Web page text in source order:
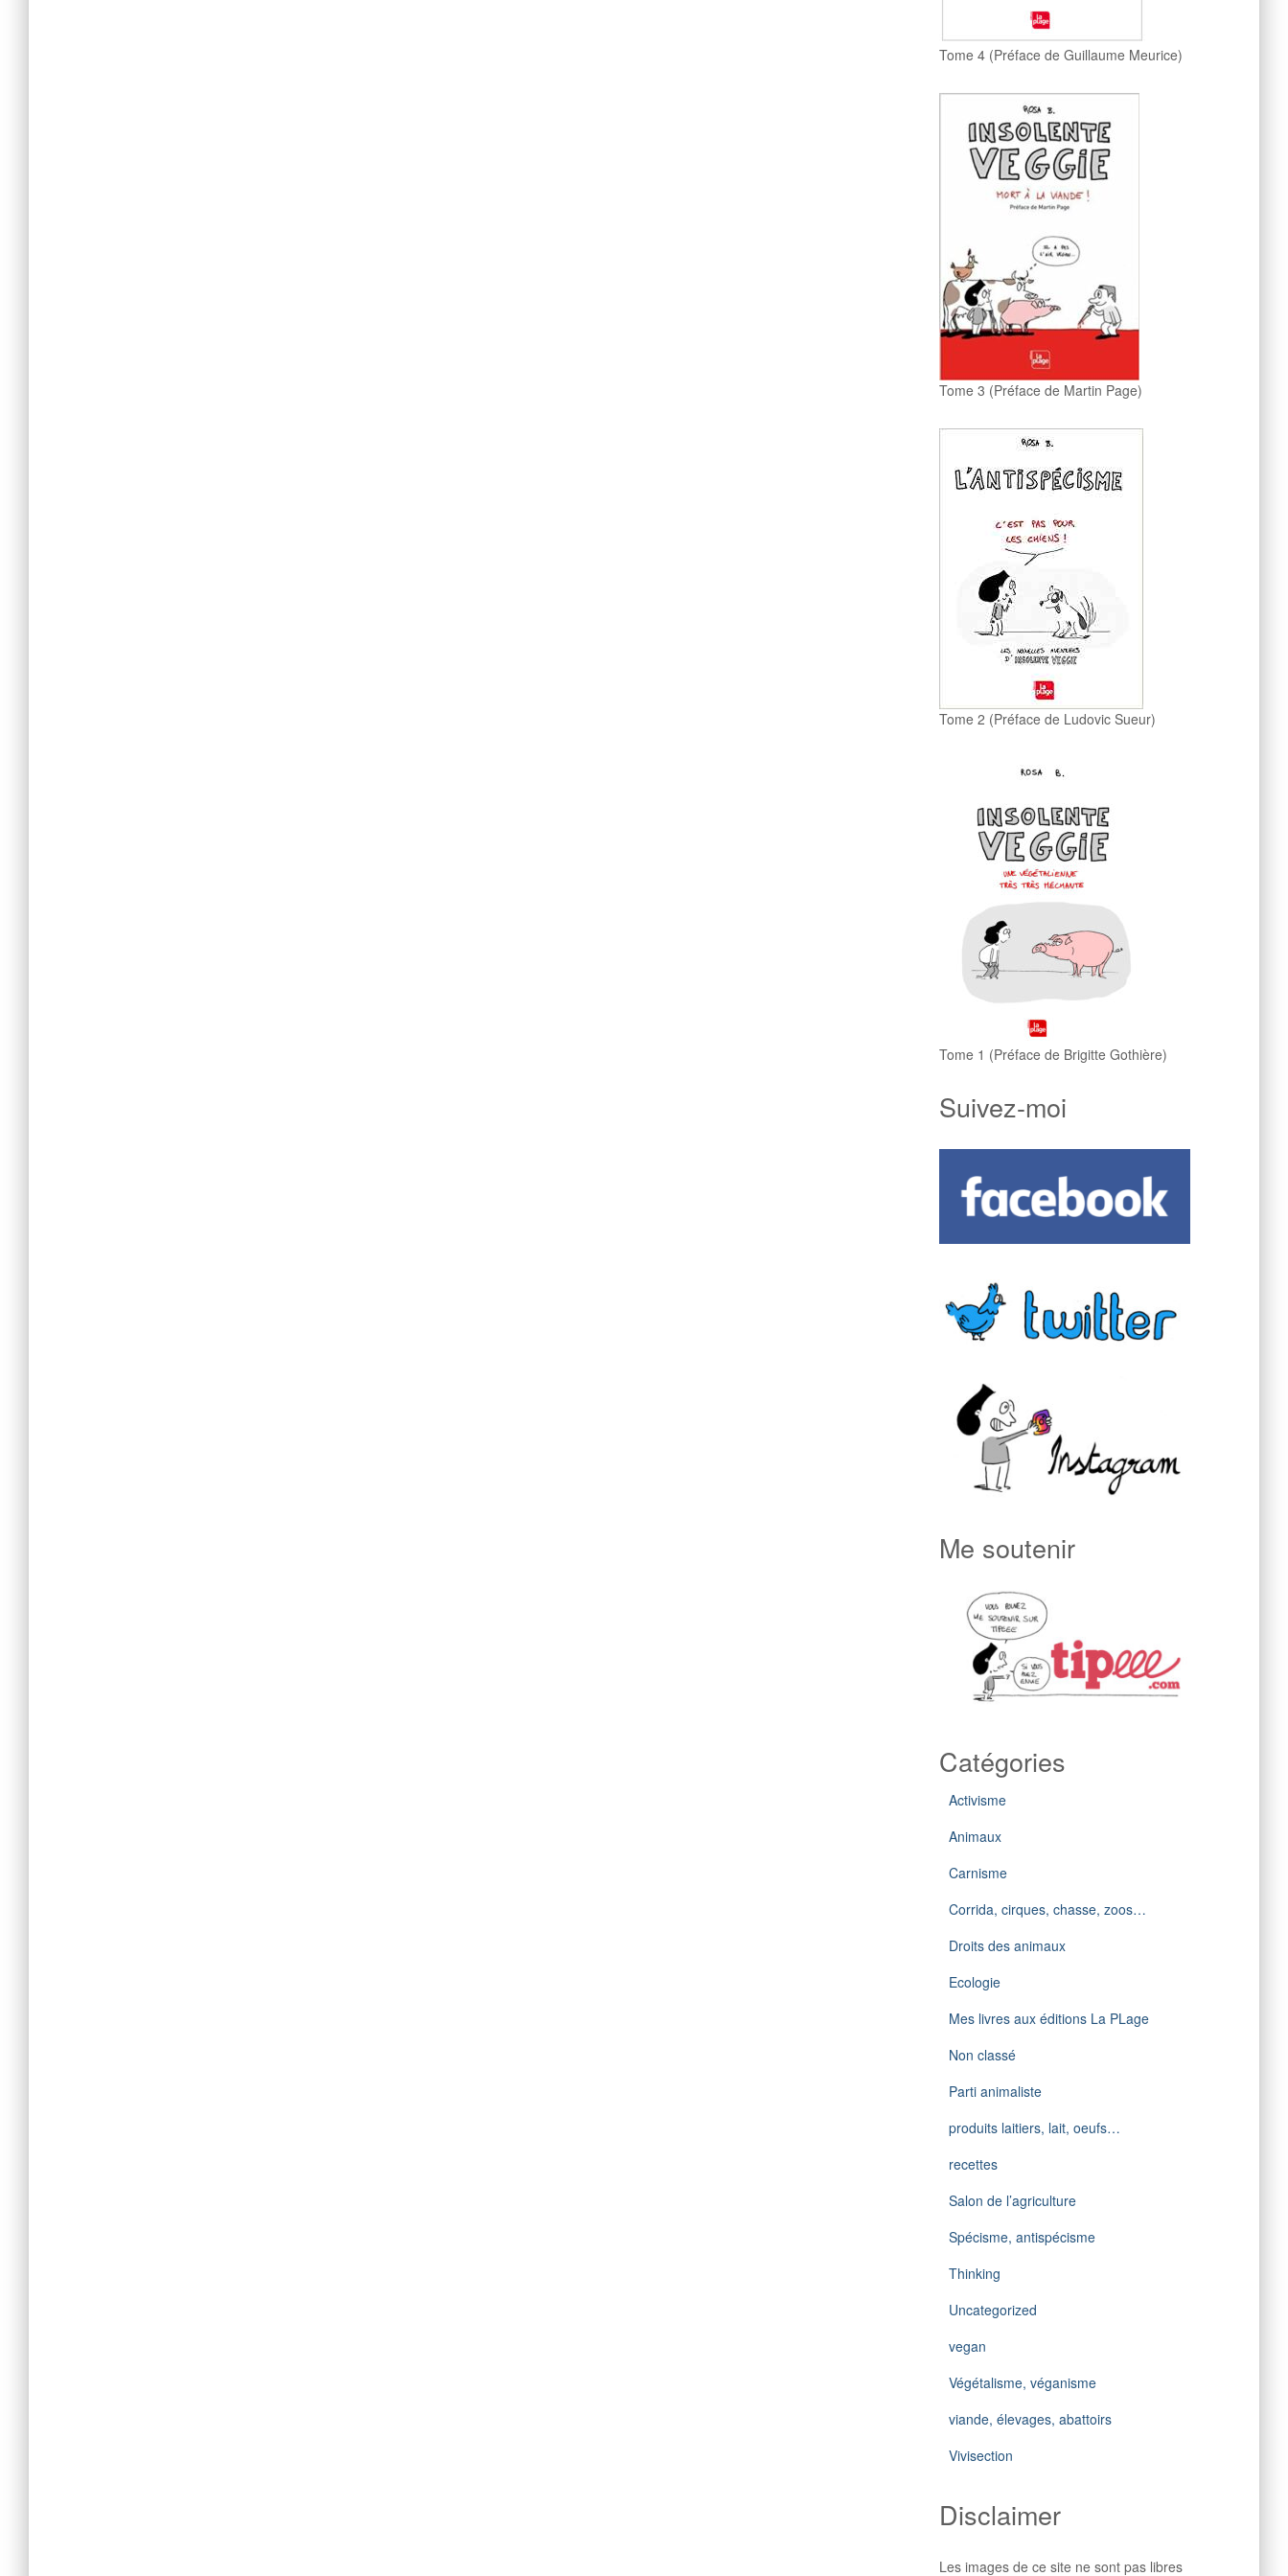
Tome 4 (Préface de Guillaume Meurice)
Tome 3 (Préface de Martin Page)
Tome 2 (Préface de Ludovic Sueur)
Tome 1 (Préface de Brigitte Gothière)
Suivez-moi
Me soutenir
Catégories
Activisme
Animaux
Carnisme
Corrida, cirques, chasse, zoos…
Droits des animaux
Ecologie
Mes livres aux éditions La PLage
Non classé
Parti animaliste
produits laitiers, lait, oeufs…
recettes
Salon de l’agriculture
Spécisme, antispécisme
Thinking
Uncategorized
vegan
Végétalisme, véganisme
viande, élevages, abattoirs
Vivisection
Disclaimer
Les images de ce site ne sont pas libres